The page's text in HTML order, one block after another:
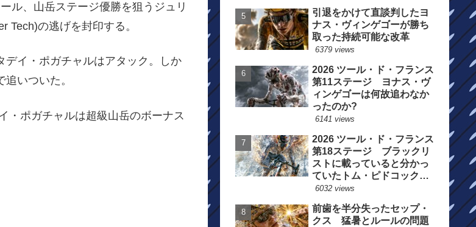
ル、山岳ステージ優勝を狙うジュリ
Tech)の逃げを封印する。
デイ・ポガチャルはアタック。しか
いついた。
・ポガチャルは超級山岳のボーナス
引退をかけて直談判したヨ
ナス・ヴィンゲゴーが勝ち
取った持続可能な改革
6379 views
2026 ツール・ド・フランス
第11ステージ ヨナス・ヴ
ィンゲゴーは何故追わなか
ったのか?
6141 views
2026 ツール・ド・フランス
第18ステージ ブラックリ
ストに載っていると分かっ
ていたトム・ピドコックは
総合順位死守に
6032 views
前歯を半分失ったセップ・
クス 猛暑とルールの問題